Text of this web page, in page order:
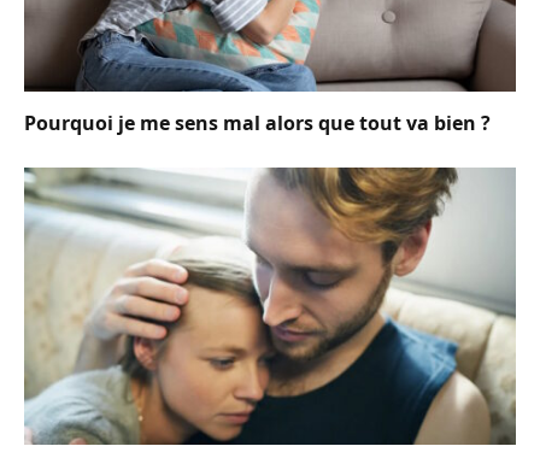
Pourquoi je me sens mal alors que tout va bien ?